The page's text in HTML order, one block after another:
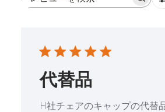
レビューを検索
代替品
H社チェアのキャップの代替